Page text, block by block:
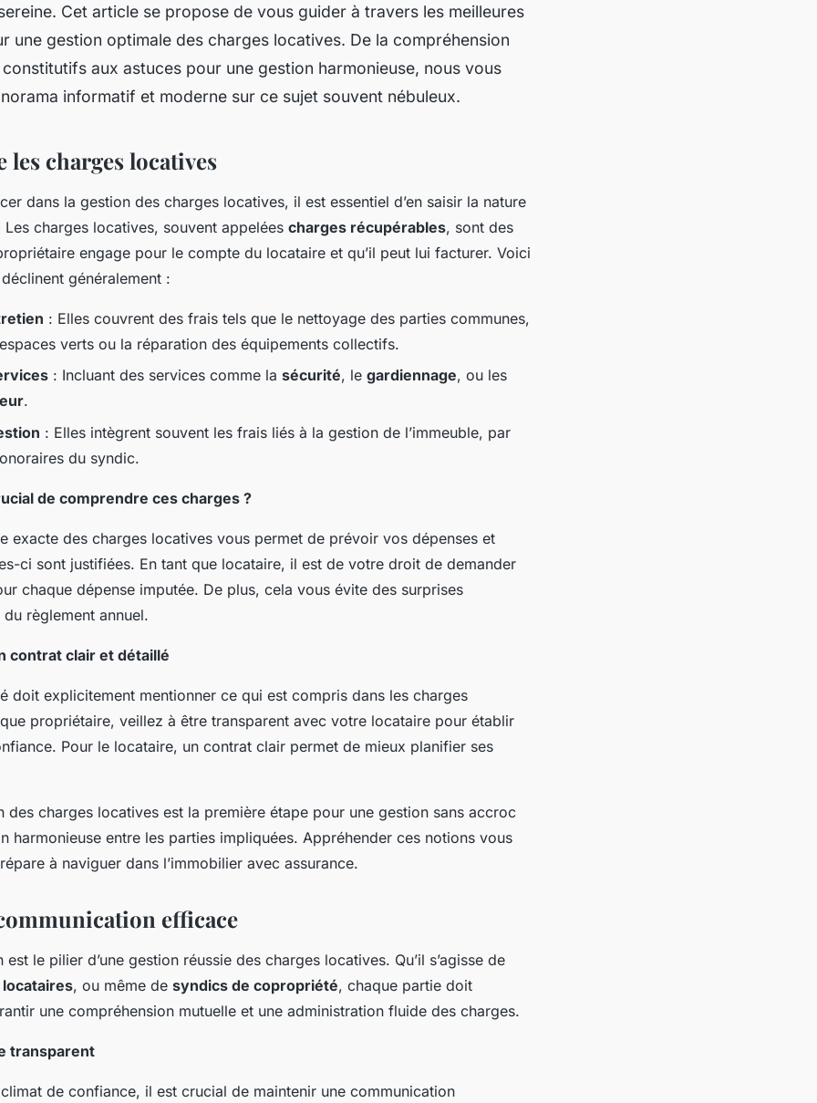
Cet article se propose de vous guider à travers les meilleures
une gestion optimale des charges locatives. De la compréhension
aux astuces pour une gestion harmonieuse, nous vous
informatif et moderne sur ce sujet souvent nébuleux.
les charges locatives
dans la gestion des charges locatives, il est essentiel d’en saisir la nature
charges locatives, souvent appelées charges récupérables, sont des
engage pour le compte du locataire et qu’il peut lui facturer. Voici
généralement :
: Elles couvrent des frais tels que le nettoyage des parties communes,
verts ou la réparation des équipements collectifs.
: Incluant des services comme la sécurité, le gardiennage, ou les
.
: Elles intègrent souvent les frais liés à la gestion de l’immeuble, par
du syndic.
de comprendre ces charges ?
exacte des charges locatives vous permet de prévoir vos dépenses et
ci sont justifiées. En tant que locataire, il est de votre droit de demander
chaque dépense imputée. De plus, cela vous évite des surprises
règlement annuel.
contrat clair et détaillé
doit explicitement mentionner ce qui est compris dans les charges
propriétaire, veillez à être transparent avec votre locataire pour établir
Pour le locataire, un contrat clair permet de mieux planifier ses
des charges locatives est la première étape pour une gestion sans accroc
harmonieuse entre les parties impliquées. Appréhender ces notions vous
à naviguer dans l’immobilier avec assurance.
efficace
le pilier d’une gestion réussie des charges locatives. Qu’il s’agisse de
locataires, ou même de syndics de copropriété, chaque partie doit
une compréhension mutuelle et une administration fluide des charges.
transparent
de confiance, il est crucial de maintenir une communication